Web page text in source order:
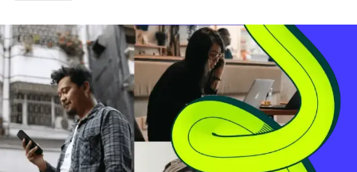
kelancaran perdagangan, Upbit akan memberlakukan...